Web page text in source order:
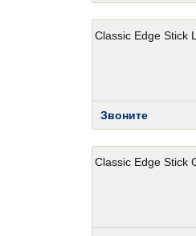
Classic Edge Stick
Звоните
Classic Edge Stick